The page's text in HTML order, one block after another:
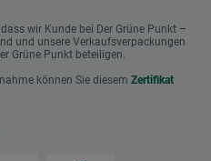
wir Kunde bei Der Grüne Punkt –
und unsere Verkaufsverpackungen
Grüne Punkt beteiligen.
können Sie diesem Zertifikat